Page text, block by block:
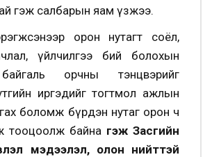
гэж салбарын яам үзжээ.
орон нутагт соёл,
үйлчилгээ бий болохын
орчны тэнцвэрийг
иргэдийг тогтмол ажлын
боломж бүрдэн нутаг орон ч
тооцоолж байна гэж Засгийн
мэдээлэл, олон нийттэй